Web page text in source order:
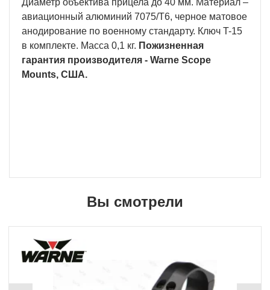
авиационный алюминий 7075/T6, черное матовое
анодирование по военному стандарту. Ключ T-15
в комплекте. Масса 0,1 кг. Пожизненная
гарантия производителя - Warne Scope
Mounts, США.
Вы смотрели